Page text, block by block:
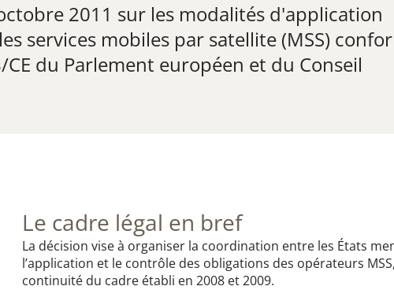
2011 sur les modalités d'application
services mobiles par satellite (MSS)
du Parlement européen et du Conseil
Le cadre légal en bref
La décision vise à organiser la coordination entre les États
l’application et le contrôle des obligations des opérateurs
continuité du cadre établi en 2008 et 2009.